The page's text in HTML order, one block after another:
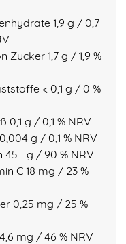
1,9 g / 0,7
Zucker 1,7 g / 1,9 %
< 0,1 g / 0 %
0,1 g / 0,1 % NRV
g / 0,1 % NRV
45 µg / 90 % NRV
C 18 mg / 23 %
0,25 mg / 25 %
mg / 46 % NRV